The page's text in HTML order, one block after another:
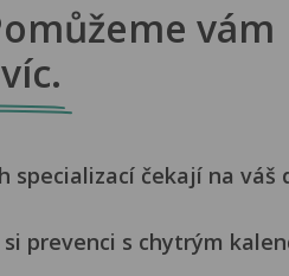
vám
specializací čekají na váš
prevenci s chytrým